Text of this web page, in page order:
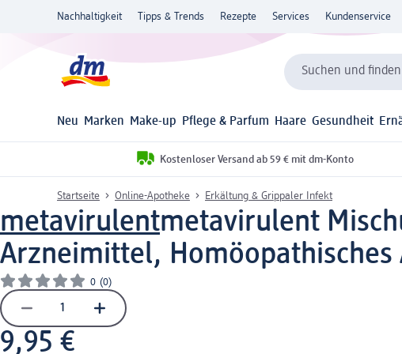
Nachhaltigkeit Tipps & Trends Rezepte Services Kundenservice
Suchen und finden
Neu Marken Make-up Pflege & Parfum Haare Gesundheit
Kostenloser Versand ab 59 € mit dm-Konto
Startseite Online-Apotheke Erkältung & Grippaler Infekt
metavirulentmetavirulent
Arzneimittel,
0 (0)
9,95 €